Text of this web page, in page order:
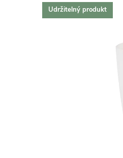
Udržitelný produkt